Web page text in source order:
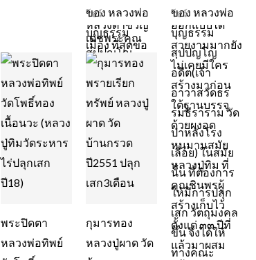
โชว์ โชว์
พระปิดตา
หลวงพ่อทิพย์
กุมารทอง
หลวงปู่ผาด วัด